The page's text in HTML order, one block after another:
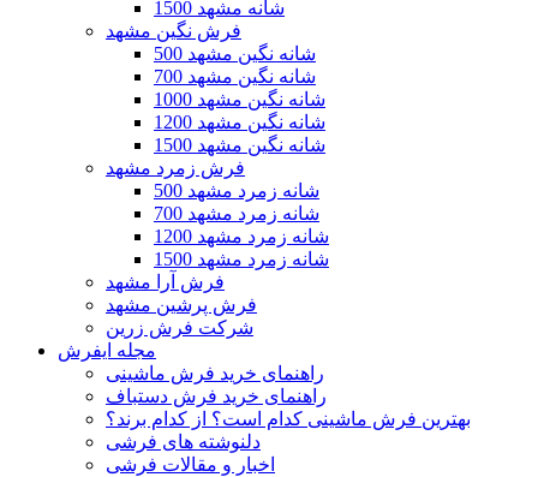
1500 شانه مشهد
فرش نگین مشهد
500 شانه نگین مشهد
700 شانه نگین مشهد
1000 شانه نگین مشهد
1200 شانه نگین مشهد
1500 شانه نگین مشهد
فرش زمرد مشهد
500 شانه زمرد مشهد
700 شانه زمرد مشهد
1200 شانه زمرد مشهد
1500 شانه زمرد مشهد
فرش آرا مشهد
فرش پرشین مشهد
شرکت فرش زرین
مجله ایفرش
راهنمای خرید فرش ماشینی
راهنمای خرید فرش دستباف
بهترین فرش ماشینی کدام است؟ از کدام برند؟
دلنوشته های فرشی
اخبار و مقالات فرشی